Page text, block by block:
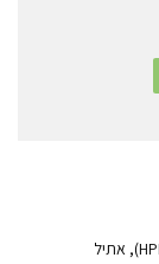
מגנזיום ביסגליצנאט במיקרוקפסולציה, כמוסה צמחית (HPMC), אתיל